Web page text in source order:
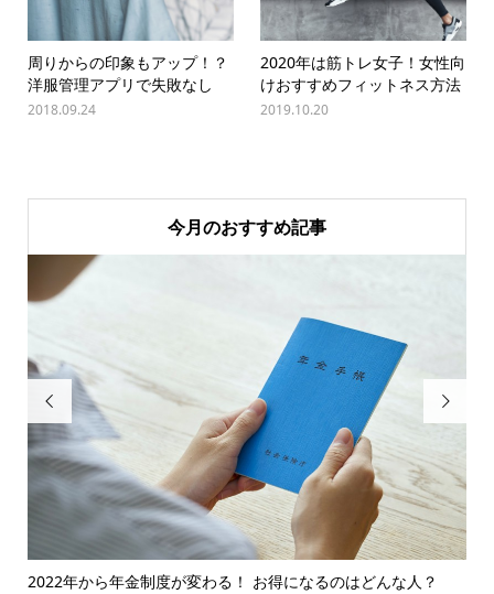
周りからの印象もアップ！？
洋服管理アプリで失敗なし
2018.09.24
2020年は筋トレ女子！女性向
けおすすめフィットネス方法
2019.10.20
今月のおすすめ記事

2022年から年金制度が変わる！ お得になるのはどんな人？
